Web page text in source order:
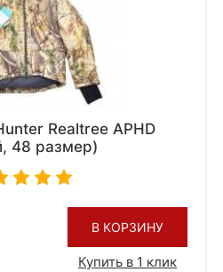
Realtree APHD
48 размер)
В КОРЗИНУ
Купить в 1 клик